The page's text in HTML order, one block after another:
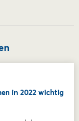
in 2022 wichtig